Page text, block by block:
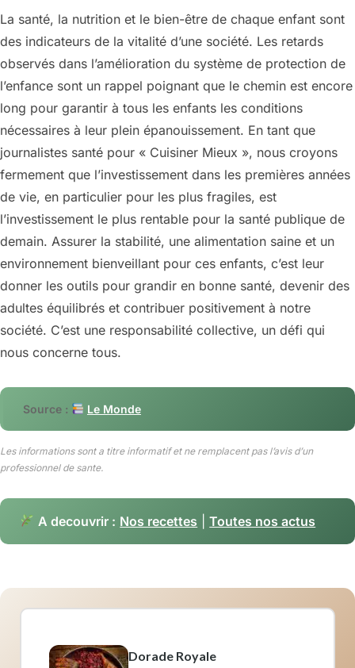
La santé, la nutrition et le bien-être de chaque enfant sont
des indicateurs de la vitalité d’une société. Les retards
observés dans l’amélioration du système de protection de
l’enfance sont un rappel poignant que le chemin est encore
long pour garantir à tous les enfants les conditions
nécessaires à leur plein épanouissement. En tant que
journalistes santé pour « Cuisiner Mieux », nous croyons
fermement que l’investissement dans les premières années
de vie, en particulier pour les plus fragiles, est
l’investissement le plus rentable pour la santé publique de
demain. Assurer la stabilité, une alimentation saine et un
environnement bienveillant pour ces enfants, c’est leur
donner les outils pour grandir en bonne santé, devenir des
adultes équilibrés et contribuer positivement à notre
société. C’est une responsabilité collective, un défi qui
nous concerne tous.
Source : Le Monde
Les informations sont a titre informatif et ne remplacent pas l’avis d’un
professionnel de sante.
A decouvrir : Nos recettes |Toutes nos actus
Dorade Royale